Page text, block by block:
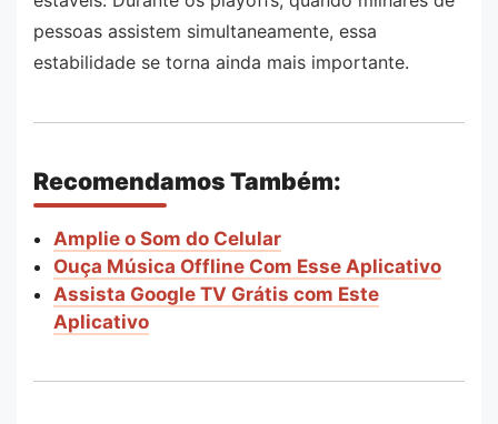
pessoas assistem simultaneamente, essa
estabilidade se torna ainda mais importante.
Recomendamos Também:
Amplie o Som do Celular
Ouça Música Offline Com Esse Aplicativo
Assista Google TV Grátis com Este
Aplicativo